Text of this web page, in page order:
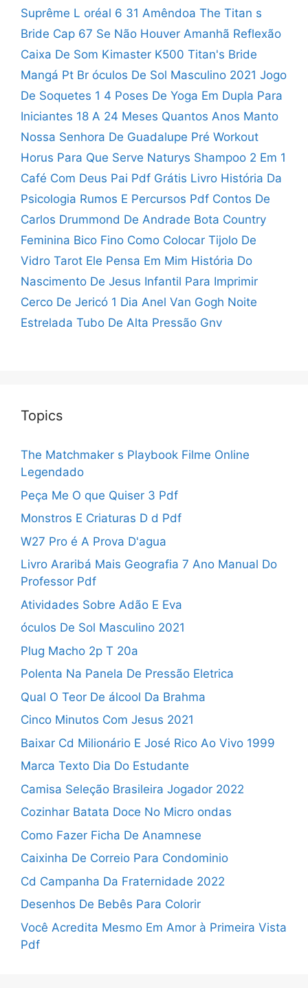
Suprême L oréal 6 31 Amêndoa The Titan s
Bride Cap 67 Se Não Houver Amanhã Reflexão
Caixa De Som Kimaster K500 Titan's Bride
Mangá Pt Br óculos De Sol Masculino 2021 Jogo
De Soquetes 1 4 Poses De Yoga Em Dupla Para
Iniciantes 18 A 24 Meses Quantos Anos Manto
Nossa Senhora De Guadalupe Pré Workout
Horus Para Que Serve Naturys Shampoo 2 Em 1
Café Com Deus Pai Pdf Grátis Livro História Da
Psicologia Rumos E Percursos Pdf Contos De
Carlos Drummond De Andrade Bota Country
Feminina Bico Fino Como Colocar Tijolo De
Vidro Tarot Ele Pensa Em Mim História Do
Nascimento De Jesus Infantil Para Imprimir
Cerco De Jericó 1 Dia Anel Van Gogh Noite
Estrelada Tubo De Alta Pressão Gnv
Topics
The Matchmaker s Playbook Filme Online
Legendado
Peça Me O que Quiser 3 Pdf
Monstros E Criaturas D d Pdf
W27 Pro é A Prova D'agua
Livro Araribá Mais Geografia 7 Ano Manual Do
Professor Pdf
Atividades Sobre Adão E Eva
óculos De Sol Masculino 2021
Plug Macho 2p T 20a
Polenta Na Panela De Pressão Eletrica
Qual O Teor De álcool Da Brahma
Cinco Minutos Com Jesus 2021
Baixar Cd Milionário E José Rico Ao Vivo 1999
Marca Texto Dia Do Estudante
Camisa Seleção Brasileira Jogador 2022
Cozinhar Batata Doce No Micro ondas
Como Fazer Ficha De Anamnese
Caixinha De Correio Para Condominio
Cd Campanha Da Fraternidade 2022
Desenhos De Bebês Para Colorir
Você Acredita Mesmo Em Amor à Primeira Vista
Pdf